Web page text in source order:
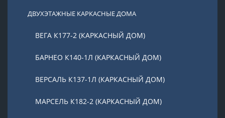
ДВУХЭТАЖНЫЕ КАРКАСНЫЕ ДОМА
ВЕГА К177-2 (КАРКАСНЫЙ ДОМ)
БАРНЕО К140-1Л (КАРКАСНЫЙ ДОМ)
ВЕРСАЛЬ К137-1Л (КАРКАСНЫЙ ДОМ)
МАРСЕЛЬ К182-2 (КАРКАСНЫЙ ДОМ)